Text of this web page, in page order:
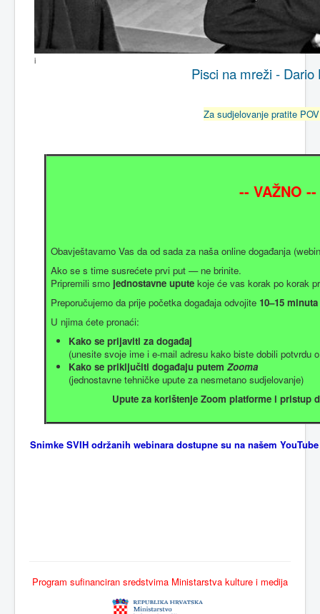
i
Pisci na mreži - Dario
Za sudjelovanje pratite
-- VAŽNO --
Obavještavamo Vas da od sada za naša online događanja
Ako se s time susrećete prvi put — ne brinite.
Pripremili smo jednostavne upute koje će vas korak po korak
Preporučujemo da prije početka događaja odvojite 10–15 minuta
U njima ćete pronaći:
Kako se prijaviti za događaj
(unesite svoje ime i e-mail adresu kako biste dobili potvrdu
Kako se priključiti događaju putem Zooma
(jednostavne tehničke upute za nesmetano sudjelovanje)
Upute za korištenje Zoom platforme i pristup
Snimke SVIH održanih webinara dostupne su na našem
Program sufinanciran sredstvima Ministarstva kulture i medija